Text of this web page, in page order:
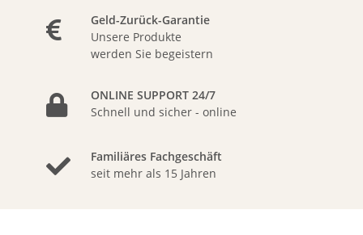
Geld-Zurück-Garantie
Unsere Produkte
werden Sie begeistern
ONLINE SUPPORT 24/7
Schnell und sicher - online
Familiäres Fachgeschäft
seit mehr als 15 Jahren